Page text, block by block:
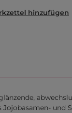
hinzufügen